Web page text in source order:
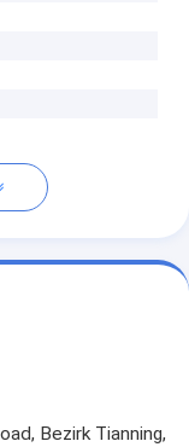
Bezirk Tianning,